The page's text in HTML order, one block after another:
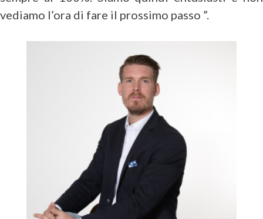
vediamo l’ora di fare il prossimo passo ”.